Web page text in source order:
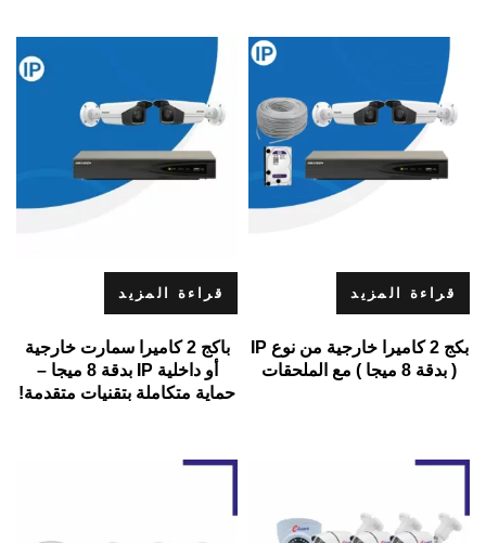
قراءة المزيد
بكج 2 كاميرا خارجية من نوع IP
( بدقة 8 ميجا ) مع الملحقات
قراءة المزيد
باكج 2 كاميرا سمارت خارجية
أو داخلية IP بدقة 8 ميجا –
حماية متكاملة بتقنيات متقدمة!